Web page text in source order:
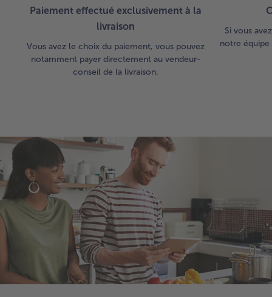
Paiement effectué exclusivement à la
livraison
Vous avez le choix du paiement, vous pouvez
notamment payer directement au vendeur-
conseil de la livraison.
Si vous
notre